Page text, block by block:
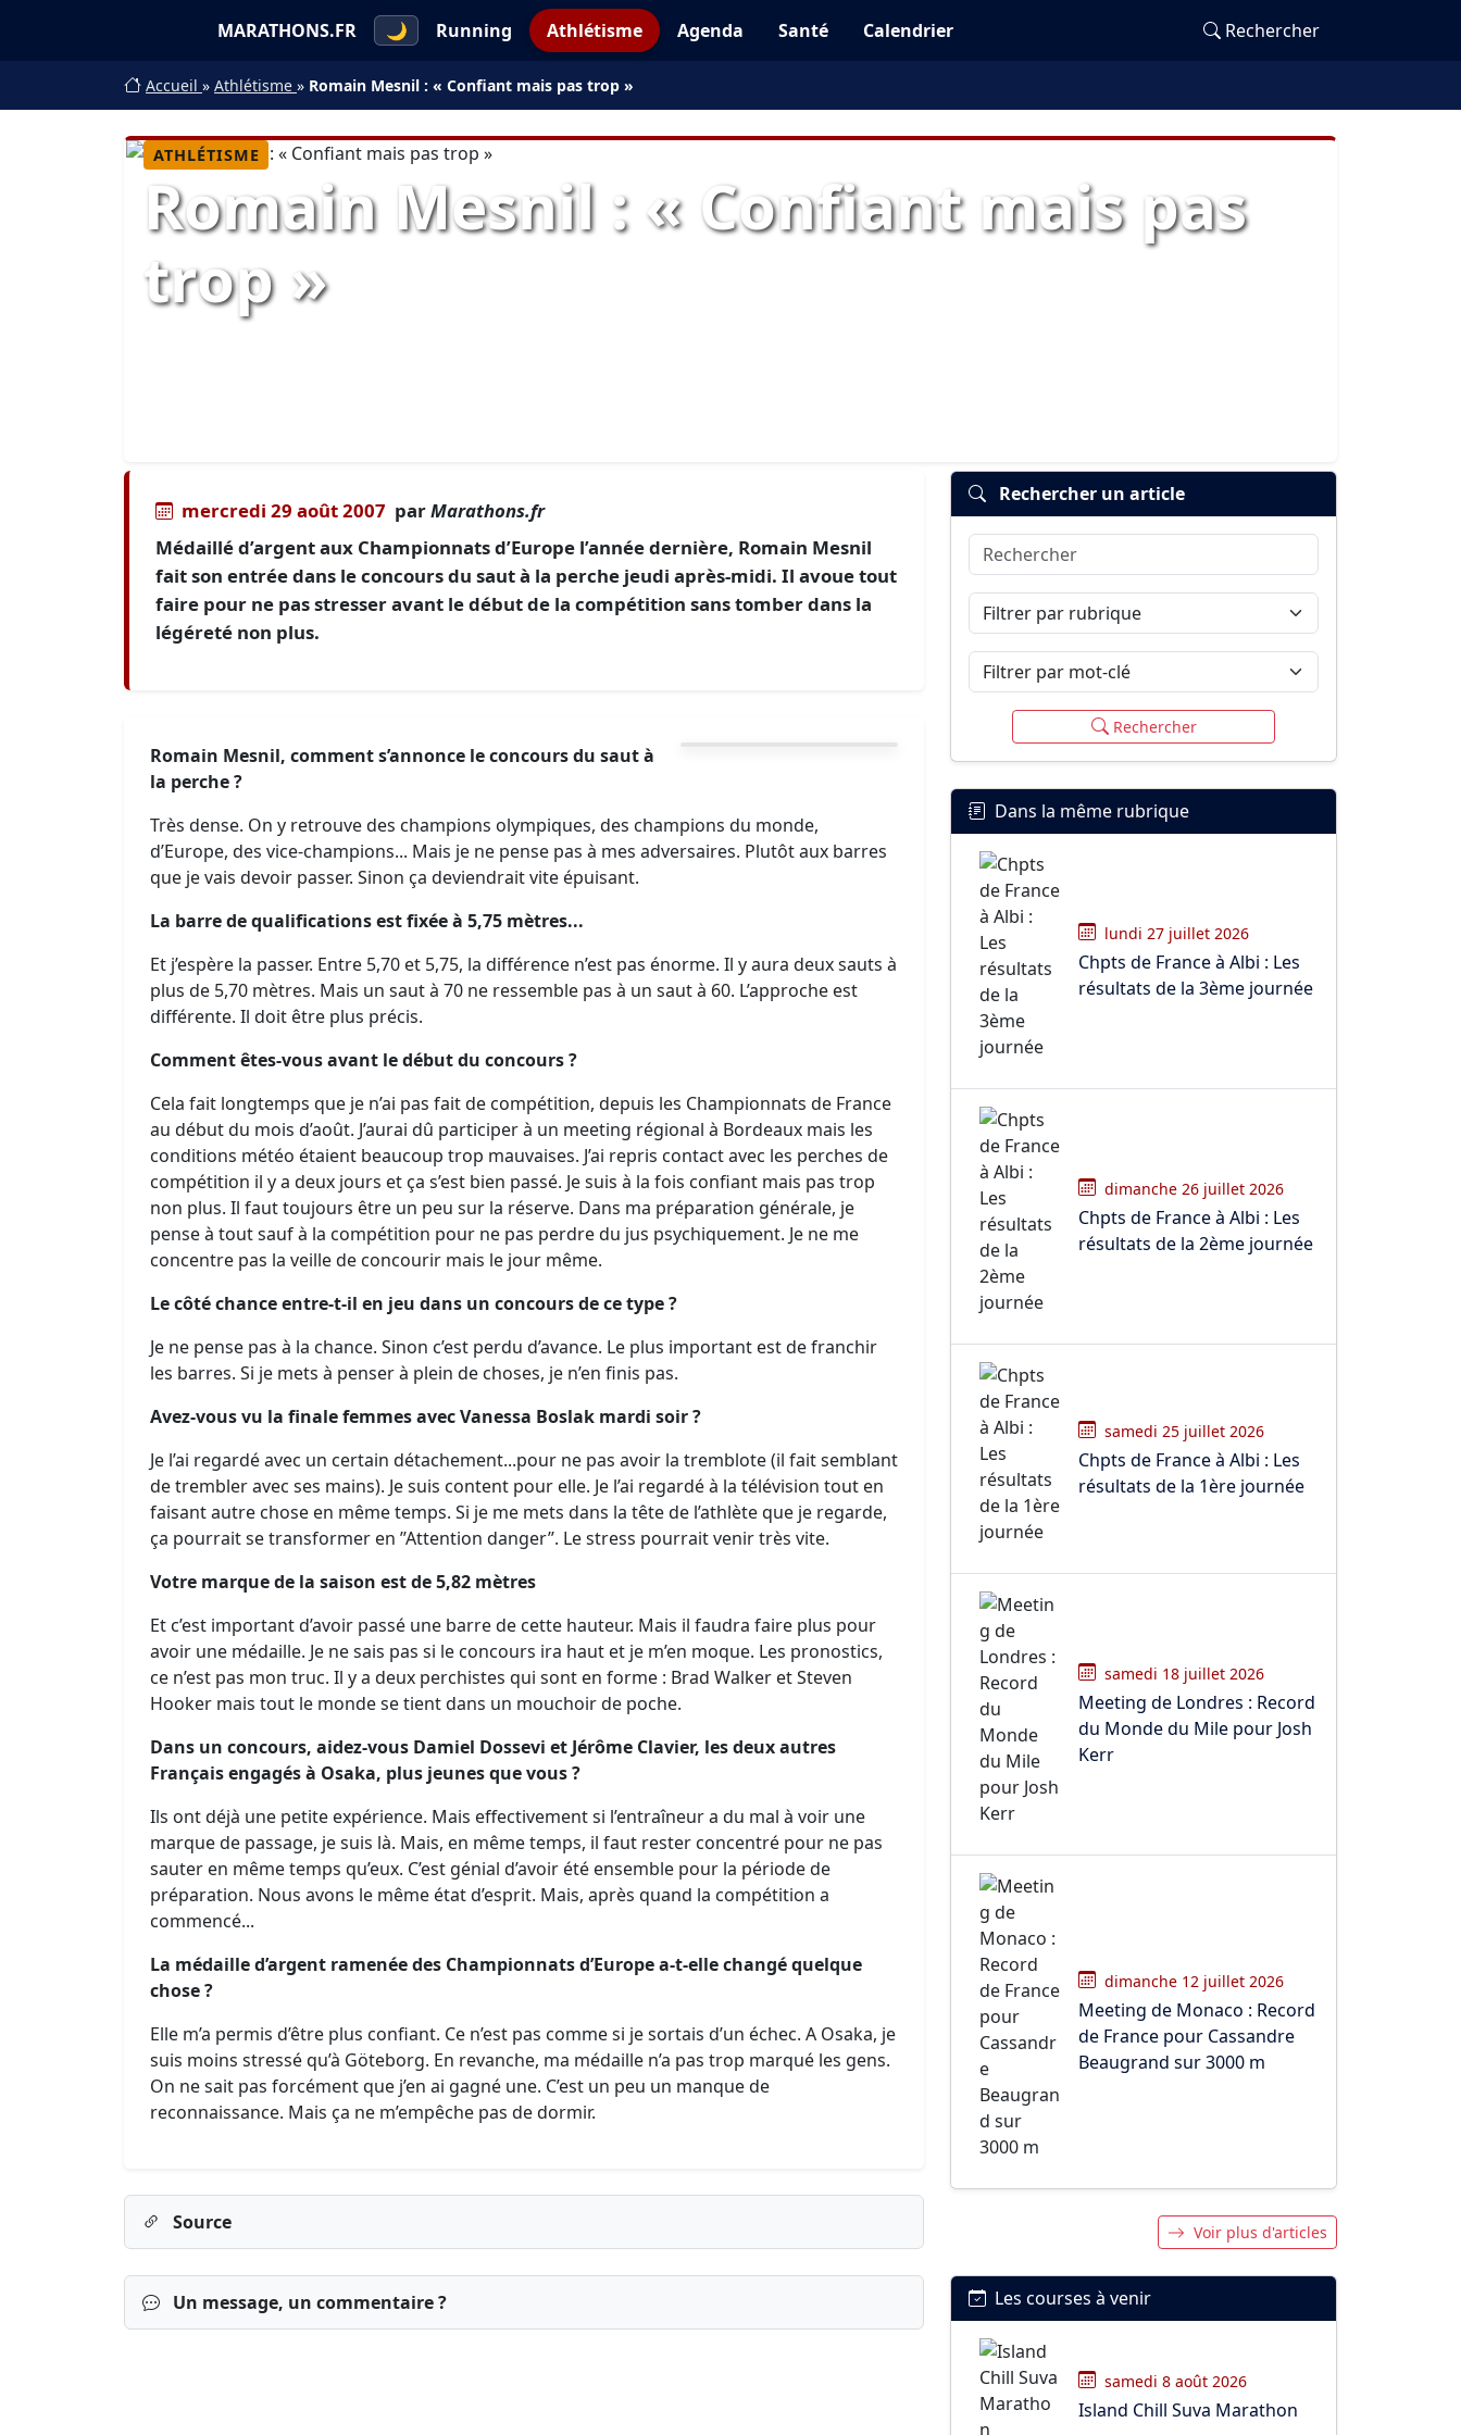
MARATHONS.FR 🌙 Running Athlétisme Agenda Santé Calendrier Rechercher
Accueil » Athlétisme » Romain Mesnil : « Confiant mais pas trop »
ATHLÉTISME
Romain Mesnil : « Confiant mais pas
trop »
mercredi 29 août 2007 parMarathons.fr
Médaillé d’argent aux Championnats d’Europe l’année dernière, Romain Mesnil
fait son entrée dans le concours du saut à la perche jeudi après-midi. Il avoue tout
faire pour ne pas stresser avant le début de la compétition sans tomber dans la
légéreté non plus.
Romain Mesnil, comment s’annonce le concours du saut à
la perche ?
Très dense. On y retrouve des champions olympiques, des champions du monde,
d’Europe, des vice-champions... Mais je ne pense pas à mes adversaires. Plutôt aux barres
que je vais devoir passer. Sinon ça deviendrait vite épuisant.
La barre de qualifications est fixée à 5,75 mètres...
Et j’espère la passer. Entre 5,70 et 5,75, la différence n’est pas énorme. Il y aura deux sauts à
plus de 5,70 mètres. Mais un saut à 70 ne ressemble pas à un saut à 60. L’approche est
différente. Il doit être plus précis.
Comment êtes-vous avant le début du concours ?
Cela fait longtemps que je n’ai pas fait de compétition, depuis les Championnats de France
au début du mois d’août. J’aurai dû participer à un meeting régional à Bordeaux mais les
conditions météo étaient beaucoup trop mauvaises. J’ai repris contact avec les perches de
compétition il y a deux jours et ça s’est bien passé. Je suis à la fois confiant mais pas trop
non plus. Il faut toujours être un peu sur la réserve. Dans ma préparation générale, je
pense à tout sauf à la compétition pour ne pas perdre du jus psychiquement. Je ne me
concentre pas la veille de concourir mais le jour même.
Le côté chance entre-t-il en jeu dans un concours de ce type ?
Je ne pense pas à la chance. Sinon c’est perdu d’avance. Le plus important est de franchir
les barres. Si je mets à penser à plein de choses, je n’en finis pas.
Avez-vous vu la finale femmes avec Vanessa Boslak mardi soir ?
Je l’ai regardé avec un certain détachement...pour ne pas avoir la tremblote (il fait semblant
de trembler avec ses mains). Je suis content pour elle. Je l’ai regardé à la télévision tout en
faisant autre chose en même temps. Si je me mets dans la tête de l’athlète que je regarde,
ça pourrait se transformer en ’’Attention danger’’. Le stress pourrait venir très vite.
Votre marque de la saison est de 5,82 mètres
Et c’est important d’avoir passé une barre de cette hauteur. Mais il faudra faire plus pour
avoir une médaille. Je ne sais pas si le concours ira haut et je m’en moque. Les pronostics,
ce n’est pas mon truc. Il y a deux perchistes qui sont en forme : Brad Walker et Steven
Hooker mais tout le monde se tient dans un mouchoir de poche.
Dans un concours, aidez-vous Damiel Dossevi et Jérôme Clavier, les deux autres
Français engagés à Osaka, plus jeunes que vous ?
Ils ont déjà une petite expérience. Mais effectivement si l’entraîneur a du mal à voir une
marque de passage, je suis là. Mais, en même temps, il faut rester concentré pour ne pas
sauter en même temps qu’eux. C’est génial d’avoir été ensemble pour la période de
préparation. Nous avons le même état d’esprit. Mais, après quand la compétition a
commencé...
La médaille d’argent ramenée des Championnats d’Europe a-t-elle changé quelque
chose ?
Elle m’a permis d’être plus confiant. Ce n’est pas comme si je sortais d’un échec. A Osaka, je
suis moins stressé qu’à Göteborg. En revanche, ma médaille n’a pas trop marqué les gens.
On ne sait pas forcément que j’en ai gagné une. C’est un peu un manque de
reconnaissance. Mais ça ne m’empêche pas de dormir.
Source
Un message, un commentaire ?
Rechercher un article
Rechercher
Filtrer par rubrique
Filtrer par mot-clé
Rechercher
Dans la même rubrique
lundi 27 juillet 2026
Chpts de France à Albi : Les
résultats de la 3ème journée
dimanche 26 juillet 2026
Chpts de France à Albi : Les
résultats de la 2ème journée
samedi 25 juillet 2026
Chpts de France à Albi : Les
résultats de la 1ère journée
samedi 18 juillet 2026
Meeting de Londres : Record
du Monde du Mile pour Josh
Kerr
dimanche 12 juillet 2026
Meeting de Monaco : Record
de France pour Cassandre
Beaugrand sur 3000 m
Voir plus d'articles
Les courses à venir
samedi 8 août 2026
Island Chill Suva Marathon